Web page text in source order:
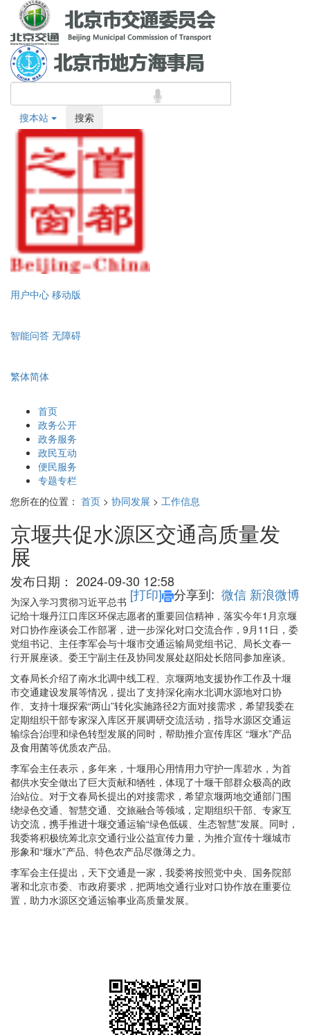
搜本站 搜索
用户中心 移动版
智能问答 无障碍
繁体简体
首页
政务公开
政务服务
政民互动
便民服务
专题专栏
您所在的位置： 首页 > 协同发展 > 工作信息
京堰共促水源区交通高质量发
展
发布日期： 2024-09-30 12:58
[打印] 分享到: 微信 新浪微博
为深入学习贯彻习近平总书
记给十堰丹江口库区环保志愿者的重要回信精神，落实今年1月京堰
对口协作座谈会工作部署，进一步深化对口交流合作，9月11日，委
党组书记、主任李军会与十堰市交通运输局党组书记、局长文春一
行开展座谈。委王宁副主任及协同发展处赵阳处长陪同参加座谈。
文春局长介绍了南水北调中线工程、京堰两地支援协作工作及十堰
市交通建设发展等情况，提出了支持深化南水北调水源地对口协
作、支持十堰探索“两山”转化实施路径2方面对接需求，希望我委在
定期组织干部专家深入库区开展调研交流活动，指导水源区交通运
输综合治理和绿色转型发展的同时，帮助推介宣传库区 “堰水”产品
及食用菌等优质农产品。
李军会主任表示，多年来，十堰用心用情用力守护一库碧水，为首
都供水安全做出了巨大贡献和牺牲，体现了十堰干部群众极高的政
治站位。对于文春局长提出的对接需求，希望京堰两地交通部门围
绕绿色交通、智慧交通、交旅融合等领域，定期组织干部、专家互
访交流，携手推进十堰交通运输“绿色低碳、生态智慧”发展。同时，
我委将积极统筹北京交通行业公益宣传力量，为推介宣传十堰城市
形象和“堰水”产品、特色农产品尽微薄之力。
李军会主任提出，天下交通是一家，我委将按照党中央、国务院部
署和北京市委、市政府要求，把两地交通行业对口协作放在重要位
置，助力水源区交通运输事业高质量发展。